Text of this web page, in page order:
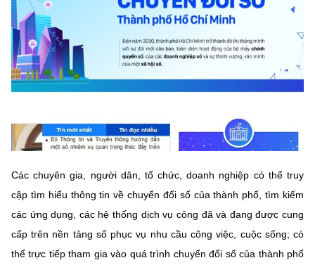
Năng lượng nguyên tử
Nhiệm vụ trọng tâm
Chọn ngôn ngữ
Vietnamese
BỘ KHOA HỌC VÀ CÔNG NGHỆ
Điều khoản sử dụng Theo dõi MST: Góp ý
Cơ quan chủ quản: Bộ Khoa học và Công nghệ (MST)
Chịu trách nhiệm nội dung: Nguyễn Thị Hải Hằng
Giám đốc Trung tâm Truyền thông Khoa học và Công nghệ.
Các chuyên gia, người dân, tổ chức, doanh nghiệp có thể truy
cập tìm hiểu thông tin về chuyển đổi số của thành phố, tìm kiếm
các ứng dụng, các hệ thống dịch vụ công đã và đang được cung
cấp trên nền tảng số phục vụ nhu cầu công việc, cuộc sống; có
thể trực tiếp tham gia vào quá trình chuyển đổi số của thành phố